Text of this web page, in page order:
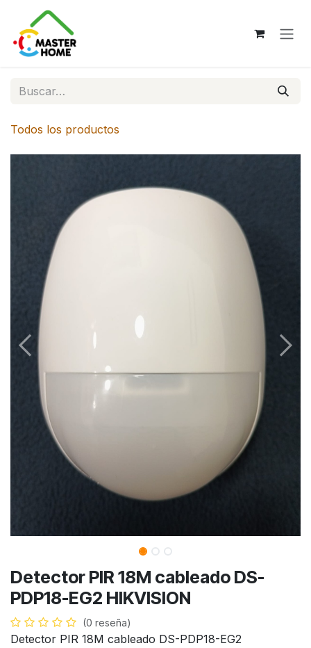
Ir al contenido
Todos los productos
Detector PIR 18M cableado DS-
PDP18-EG2 HIKVISION
(0 reseña)
Detector PIR 18M cableado DS-PDP18-EG2